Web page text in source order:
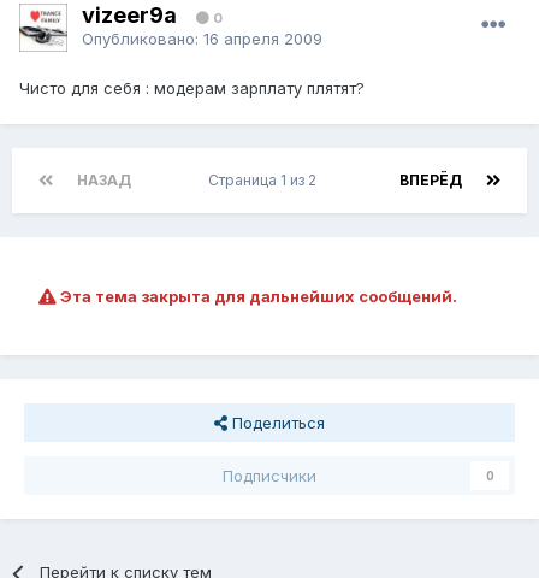
vizeer9a 0
Опубликовано: 16 апреля 2009
Чисто для себя : модерам зарплату плятят?
НАЗАД ВПЕРЁД
Страница 1 из 2
Эта тема закрыта для дальнейших сообщений.
Поделиться
Подписчики 0
Перейти к списку тем